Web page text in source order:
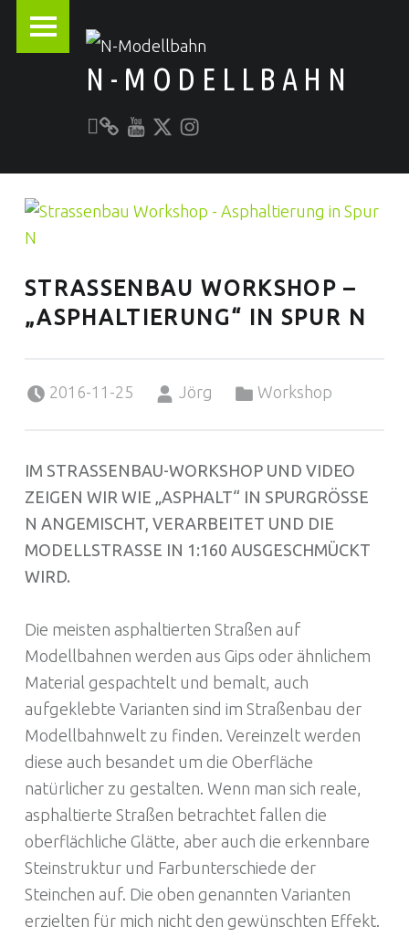
N-MODELLBAHN
Alles rund um die Modellbahn
STRASSENBAU WORKSHOP – „
ASPHALTIERUNG“ IN SPUR N
2016-11-25
Jörg
Workshop
IM STRASSENBAU-WORKSHOP UND VIDEO Z
EIGEN WIR WIE „ASPHALT“ IN SPURGRÖSSE N
ANGEMISCHT, VERARBEITET UND DIE MO
DELLSTRASSE IN 1:160 AUSGESCHMÜCKT WIR
D.
Die meisten asphaltierten Straßen auf
Modellbahnen werden aus Gips oder ähnlichem
Material gespachtelt und bemalt, auch
aufgeklebte Varianten sind im Straßenbau der
Modellbahnwelt zu finden. Vereinzelt werden
diese auch besandet um die Oberfläche
natürlicher zu gestalten. Wenn man sich reale,
asphaltierte Straßen betrachtet fallen die
oberflächliche Glätte, aber auch die erkennbare
Steinstruktur und Farbunterschiede der
Steinchen auf. Die oben genannten Varianten
erzielten für mich nicht den gewünschten Effekt.